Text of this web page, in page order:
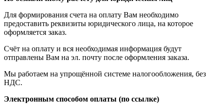
Для формирования счета на оплату Вам необходимо
предоставить реквизиты юридического лица, на которое
оформляется заказ.
Счёт на оплату и вся необходимая информация будут
отправлены Вам на эл. почту после оформления заказа.
Мы работаем на упрощённой системе налогообложения, без
НДС.
Электронным способом оплаты (по ссылке)